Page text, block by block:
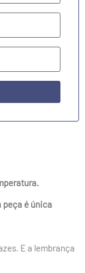
peça é única
E a lembrança